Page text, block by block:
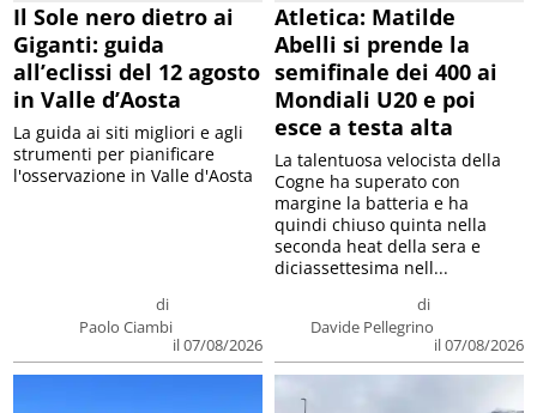
Il Sole nero dietro ai
Giganti: guida
all’eclissi del 12 agosto
in Valle d’Aosta
di
Paolo Ciambi
il 07/08/2026
La guida ai siti migliori e agli
strumenti per pianificare
l'osservazione in Valle d'Aosta
Atletica: Matilde
Abelli si prende la
semifinale dei 400 ai
Mondiali U20 e poi
esce a testa alta
di
Davide Pellegrino
il 07/08/2026
La talentuosa velocista della
Cogne ha superato con
margine la batteria e ha
quindi chiuso quinta nella
seconda heat della sera e
diciassettesima nell...